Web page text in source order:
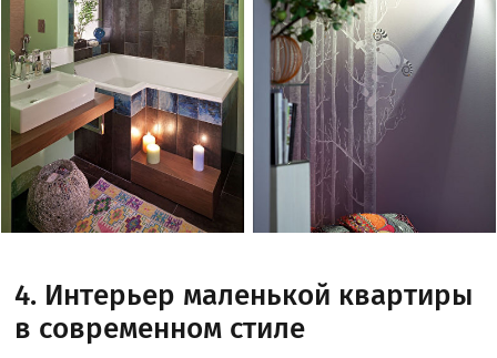
4. Интерьер маленькой квартиры
в современном стиле